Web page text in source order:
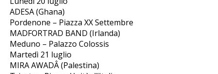
ADESA (Ghana)
Pordenone – Piazza XX Settembre
MADFORTRAD BAND (Irlanda)
Meduno – Palazzo Colossis
Martedì 21 luglio
MIRA AWADÂ (Palestina)